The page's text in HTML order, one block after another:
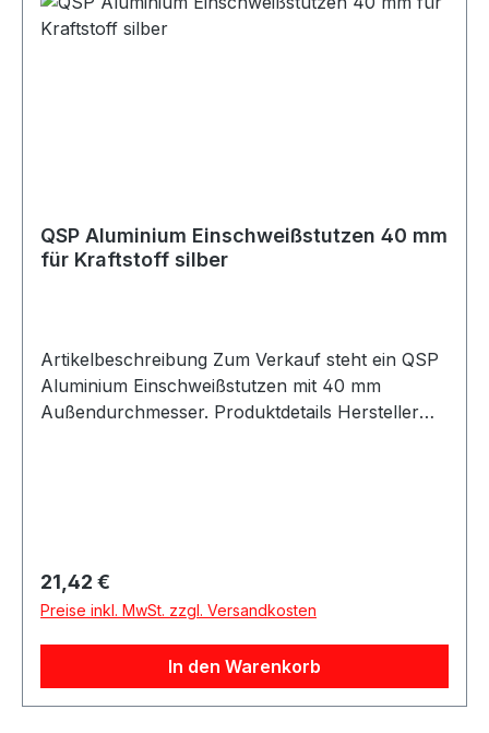
QSP Aluminium Einschweißstutzen 40 mm
für Kraftstoff silber
Artikelbeschreibung Zum Verkauf steht ein QSP
Aluminium Einschweißstutzen mit 40 mm
Außendurchmesser. Produktdetails Hersteller
Kraftstoffanwendungen. Der Stutzen eignet sich
ideal für Tankumbauten, Motorsport-, Industrie-
oder Custom-Projekte. Lieferumfang 1x QSP
Aluminium Einschweißstutzen 40 mm
Regulärer Preis:
21,42 €
Preise inkl. MwSt. zzgl. Versandkosten
In den Warenkorb